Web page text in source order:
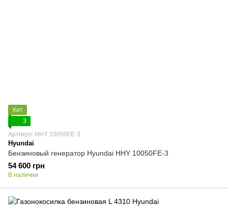
Хит
3
Артикул: HHY 10050FE-3
Hyundai
Бензиновый генератор Hyundai HHY 10050FE-3
54 600 грн
В наличии